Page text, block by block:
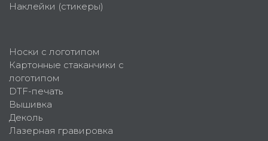
Наклейки (стикеры)
Носки с логотипом
Картонные стаканчики с
логотипом
DTF-печать
Вышивка
Деколь
Лазерная гравировка